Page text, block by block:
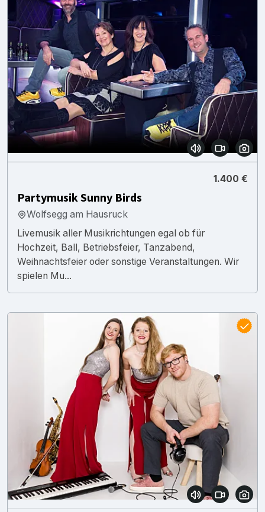
1.400 €
Partymusik Sunny Birds
Wolfsegg am Hausruck
Livemusik aller Musikrichtungen egal ob für
Hochzeit, Ball, Betriebsfeier, Tanzabend,
Weihnachtsfeier oder sonstige Veranstaltungen. Wir
spielen Mu...